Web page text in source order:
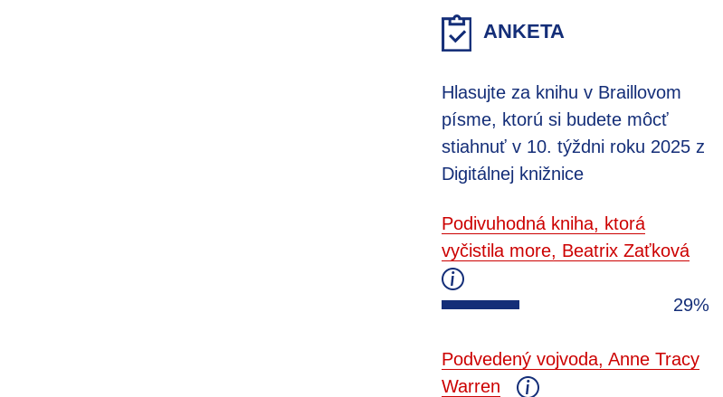
ANKETA
Hlasujte za knihu v Braillovom
písme, ktorú si budete môcť
stiahnuť v 10. týždni roku 2025 z
Digitálnej knižnice
Podivuhodná kniha, ktorá
vyčistila more, Beatrix Zaťková
29%
Podvedený vojvoda, Anne Tracy
Warren